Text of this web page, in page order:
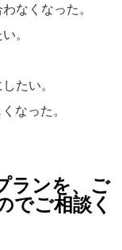
なくなった。
。
たい。
なった。
ランを、ご
でご相談く